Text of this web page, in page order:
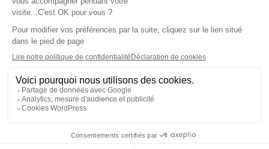
Téléchargez l'application
Les cookies
Gestion des cookies
Crédit photos : ©Sud Radio / Pierre Olivier